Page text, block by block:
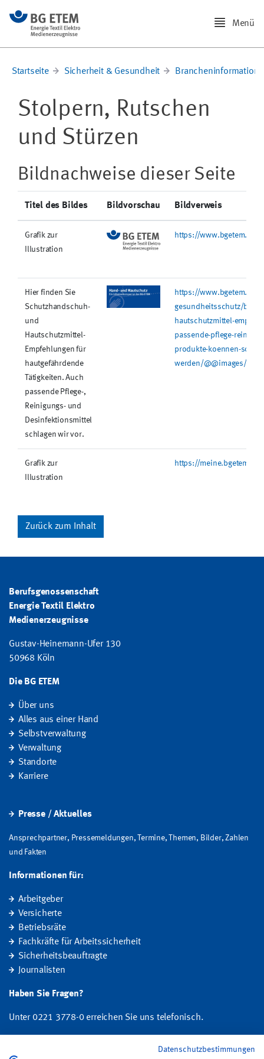
Menü
Startseite Sicherheit & Gesundheit
Stolpern, Rutschen
und Stürzen
Bildnachweise dieser Seite
Titel des Bildes Bildvorschau Bildverweis
Grafik zur
Illustration
https://www.bgetem.de/
Hier finden Sie
Schutzhandschuh-
und
Hautschutzmittel-
Empfehlungen für
hautgefährdende
Tätigkeiten. Auch
passende Pflege-,
Reinigungs- und
Desinfektionsmittel
schlagen wir vor.
https://www.bgetem.de/
gesundheitsschutz/
hautschutzmittel-
passende-pflege-
produkte-koennen-
werden/@@images/
Grafik zur
Illustration
https://
Zurück zum Inhalt
Berufsgenossenschaft
Energie Textil Elektro
Medienerzeugnisse
Gustav-Heinemann-Ufer 130
50968 Köln
Die BG ETEM
Über uns
Alles aus einer Hand
Selbstverwaltung
Verwaltung
Standorte
Karriere
Presse / Aktuelles
Ansprechpartner, Pressemeldungen, Termine, Themen, Bilder, Zahlen
und Fakten
Informationen für:
Arbeitgeber
Versicherte
Betriebsräte
Fachkräfte für Arbeitssicherheit
Sicherheitsbeauftragte
Journalisten
Haben Sie Fragen?
Unter 0221 3778-0 erreichen Sie uns telefonisch.
Entschädigung, Prävention sowie Fragen zu Mitgliedschaft und Beitrag.
Datenschutzbestimmungen